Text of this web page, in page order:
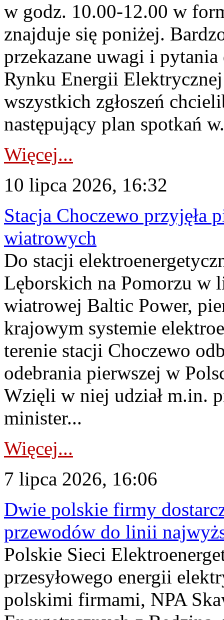
w godz. 10.00-12.00 w
znajduje się poniżej.
przekazane uwagi i
Rynku Energii
wszystkich zgłoszeń
następujący plan spotkań
Więcej...
10 lipca 2026, 16:32
Stacja Choczewo przyjęła
wiatrowych
Do stacji
Lęborskich na Pomorzu w
wiatrowej Baltic Power,
krajowym systemie
terenie stacji Choczewo
odebrania pierwszej w
Wzięli w niej udział m.in.
minister...
Więcej...
7 lipca 2026, 16:06
Dwie polskie firmy
przewodów do linii
Polskie Sieci
przesyłowego energii
polskimi firmami, NPA